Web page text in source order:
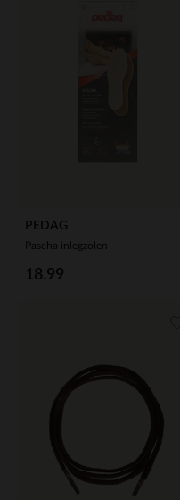
PEDAG
Pascha inlegzolen
18.99